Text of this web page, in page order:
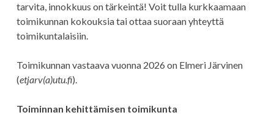
tarvita, innokkuus on tärkeintä! Voit tulla kurkkaamaan
toimikunnan kokouksia tai ottaa suoraan yhteyttä
toimikuntalaisiin.
Toimikunnan vastaava vuonna 2026 on Elmeri Järvinen
(etjarv(a)utu.fi).
Toiminnan kehittämisen toimikunta